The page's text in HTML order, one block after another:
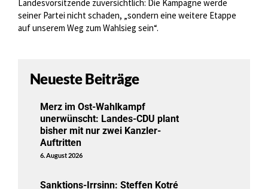
Landesvorsitzende zuversichtlich: Die Kampagne werde
seiner Partei nicht schaden, „sondern eine weitere Etappe
auf unserem Weg zum Wahlsieg sein“.
Neueste Beiträge
Merz im Ost-Wahlkampf
unerwünscht: Landes-CDU plant
bisher mit nur zwei Kanzler-
Auftritten
6. August 2026
Sanktions-Irrsinn: Steffen Kotré